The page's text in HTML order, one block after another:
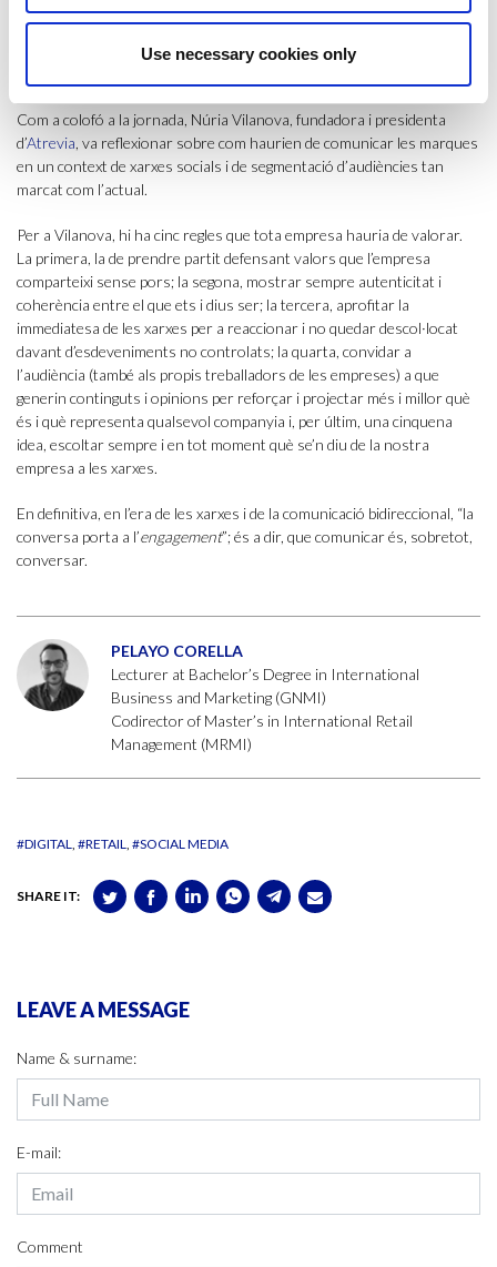
Use necessary cookies only
Tomás va fer una reflexió de fons: “no podem evitar que alguns
consumidors diguin el que vulguin, però sí podem evitar que sigui
Com a colofó a la jornada, Núria Vilanova, fundadora i presidenta
d’Atrevia , va reflexionar sobre com haurien de comunicar les marques
en un context de xarxes socials i de segmentació d’audiències tan
marcat com l’actual.
Per a Vilanova, hi ha cinc regles que tota empresa hauria de valorar.
La primera, la de prendre partit defensant valors que l’empresa
comparteixi sense pors; la segona, mostrar sempre autenticitat i
coherència entre el que ets i dius ser; la tercera, aprofitar la
immediatesa de les xarxes per a reaccionar i no quedar descol·locat
davant d’esdeveniments no controlats; la quarta, convidar a
l’audiència (també als propis treballadors de les empreses) a que
generin continguts i opinions per reforçar i projectar més i millor què
és i què representa qualsevol companyia i, per últim, una cinquena
idea, escoltar sempre i en tot moment què se’n diu de la nostra
empresa a les xarxes.
En definitiva, en l’era de les xarxes i de la comunicació bidireccional, “la
conversa porta a l’engagement”; és a dir, que comunicar és, sobretot,
conversar.
PELAYO CORELLA
Lecturer at Bachelor’s Degree in International
Business and Marketing (GNMI)
Codirector of Master’s in International Retail
Management (MRMI)
#DIGITAL #RETAIL #SOCIAL MEDIA
SHARE IT:
LEAVE A MESSAGE
Name & surname:
E-mail:
Comment